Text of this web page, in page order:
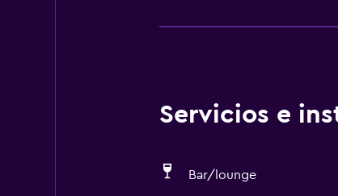
Servicios e
Bar/lounge